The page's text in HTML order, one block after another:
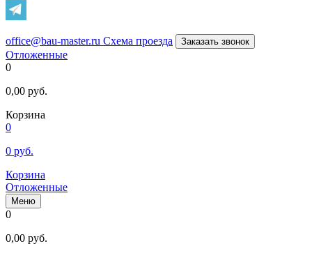
office@bau-master.ru Схема проезда Заказать звонок
Отложенные
0
0,00 руб.
Корзина
0
0 руб.
Корзина
Отложенные
Меню
0
0,00 руб.